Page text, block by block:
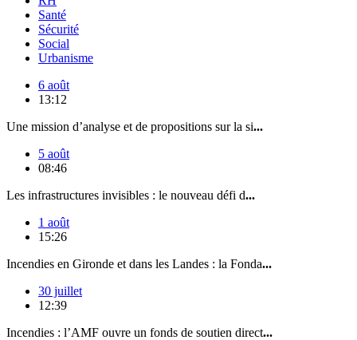
Santé
Sécurité
Social
Urbanisme
6 août
13:12
Une mission d’analyse et de propositions sur la si...
5 août
08:46
Les infrastructures invisibles : le nouveau défi d...
1 août
15:26
Incendies en Gironde et dans les Landes : la Fonda...
30 juillet
12:39
Incendies : l’AMF ouvre un fonds de soutien direct...